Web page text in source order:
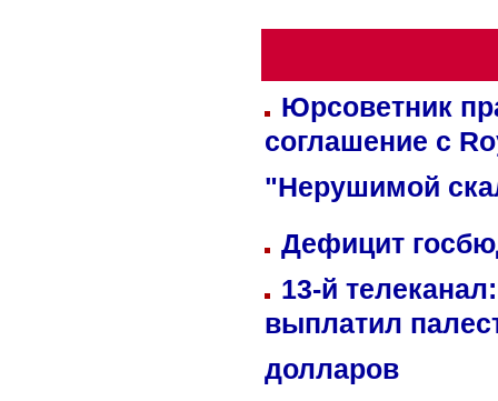
Юрсоветник
соглашение с
"Нерушимой
Дефицит
13-й
выплатил
долларов